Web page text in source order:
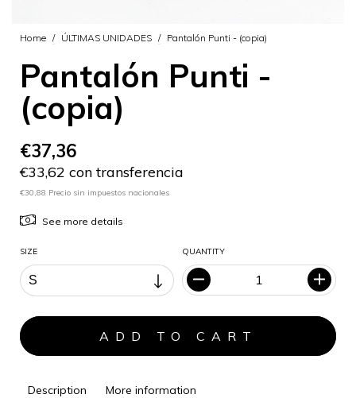
Home / ÚLTIMAS UNIDADES / Pantalón Punti - (copia)
Pantalón Punti -
(copia)
€37,36
€33,62 con transferencia
€30,88 Precio sin impuestos nacionales
See more details
SIZE QUANTITY
Description More information